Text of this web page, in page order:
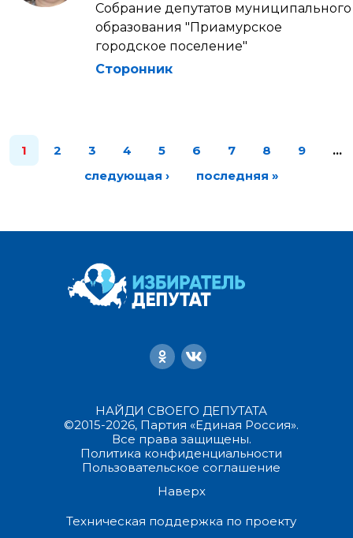
Собрание депутатов муниципального
образования "Приамурское
городское поселение"
Сторонник
1 2 3 4 5 6 7 8 9
…
следующая ›
последняя »
НАЙДИ СВОЕГО ДЕПУТАТА
©2015-2026, Партия «Единая Россия».
Все права защищены.
Политика конфиденциальности
Пользовательское соглашение
Наверх
Техническая поддержка по проекту